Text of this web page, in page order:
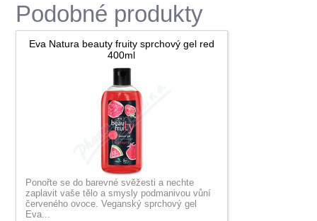
Podobné produkty
Eva Natura beauty fruity sprchový gel red
400ml
Ponořte se do barevné svěžesti a nechte
zaplavit vaše tělo a smysly podmanivou vůní
červeného ovoce. Veganský sprchový gel
Eva...